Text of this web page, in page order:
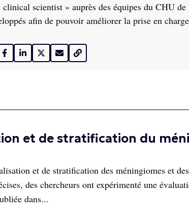
scientist » auprès des équipes du CHU
afin de pouvoir améliorer la prise en
et de stratification du
et de stratification des méningiomes et
des chercheurs ont expérimenté une
dans...